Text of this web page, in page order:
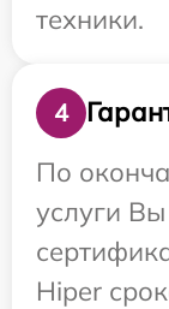
техники.
4
По
услуги
Hiper